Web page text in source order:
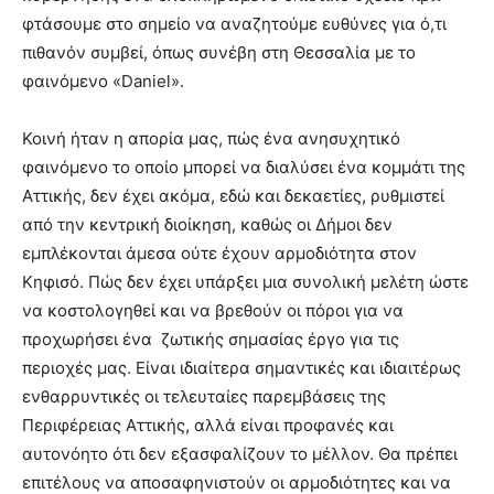
φτάσουμε στο σημείο να αναζητούμε ευθύνες για ό,τι
πιθανόν συμβεί, όπως συνέβη στη Θεσσαλία με το
φαινόμενο «Daniel».
Κοινή ήταν η απορία μας, πώς ένα ανησυχητικό
φαινόμενο το οποίο μπορεί να διαλύσει ένα κομμάτι της
Αττικής, δεν έχει ακόμα, εδώ και δεκαετίες, ρυθμιστεί
από την κεντρική διοίκηση, καθώς οι Δήμοι δεν
εμπλέκονται άμεσα ούτε έχουν αρμοδιότητα στον
Κηφισό. Πώς δεν έχει υπάρξει μια συνολική μελέτη ώστε
να κοστολογηθεί και να βρεθούν οι πόροι για να
προχωρήσει ένα ζωτικής σημασίας έργο για τις
περιοχές μας. Είναι ιδιαίτερα σημαντικές και ιδιαιτέρως
ενθαρρυντικές οι τελευταίες παρεμβάσεις της
Περιφέρειας Αττικής, αλλά είναι προφανές και
αυτονόητο ότι δεν εξασφαλίζουν το μέλλον. Θα πρέπει
επιτέλους να αποσαφηνιστούν οι αρμοδιότητες και να